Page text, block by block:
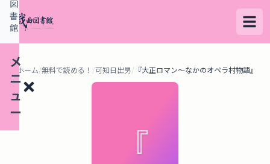
メ
ニ
ュ
ー
図
書
館
ホーム/無料で読める！ /可知日出男/ 『大正ロマン～なかのオペラ村物語』
『